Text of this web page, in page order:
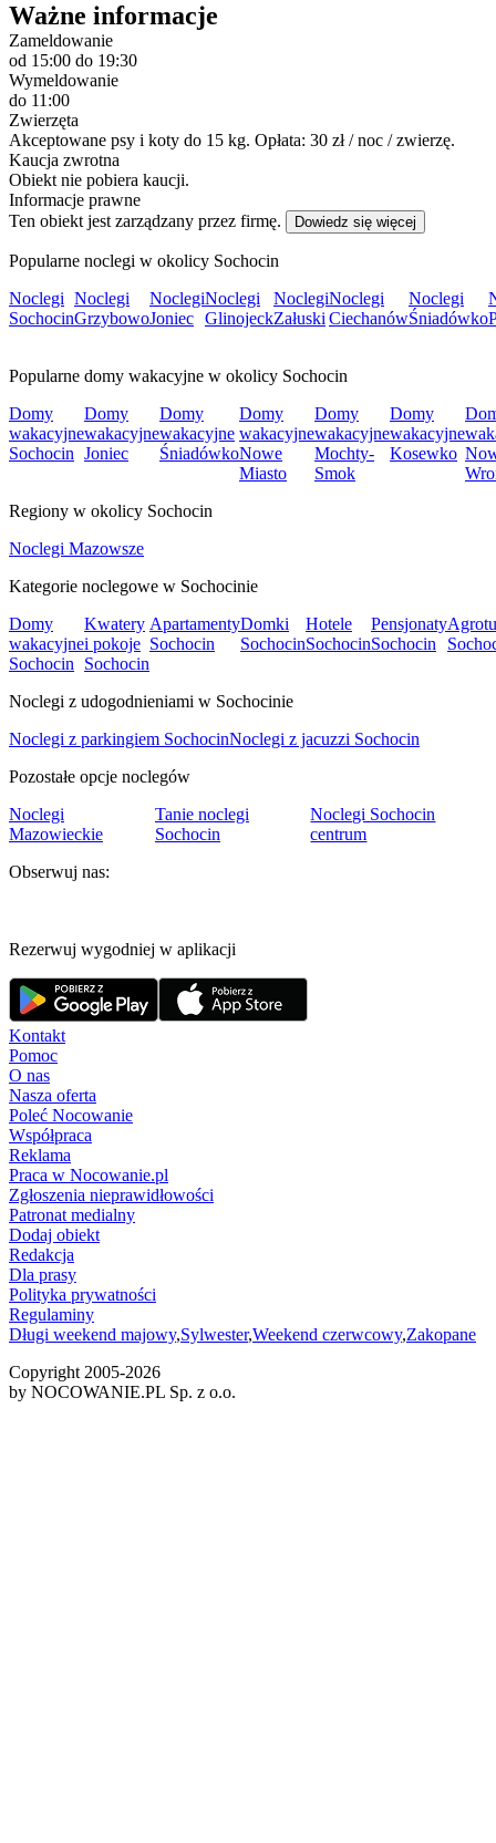
Ważne informacje
Zameldowanie
od 15:00 do 19:30
Wymeldowanie
do 11:00
Zwierzęta
Akceptowane psy i koty do 15 kg. Opłata: 30 zł / noc / zwierzę.
Kaucja zwrotna
Obiekt nie pobiera kaucji.
Informacje prawne
Ten obiekt jest zarządzany przez firmę.
Dowiedz się więcej
Popularne noclegi w okolicy Sochocin
Noclegi
Sochocin
Noclegi
Grzybowo
Noclegi
Joniec
Noclegi
Glinojeck
Noclegi
Załuski
Noclegi
Ciechanów
Noclegi
Śniadówko
Popularne domy wakacyjne w okolicy Sochocin
Domy
wakacyjne
Sochocin
Domy
wakacyjne
Joniec
Domy
wakacyjne
Śniadówko
Domy
wakacyjne
Nowe
Miasto
Domy
wakacyjne
Mochty-
Smok
Domy
wakacyjne
Kosewko
Regiony w okolicy Sochocin
Noclegi Mazowsze
Kategorie noclegowe w Sochocinie
Domy
wakacyjne
Sochocin
Kwatery
i pokoje
Sochocin
Apartamenty
Sochocin
Domki
Sochocin
Hotele
Sochocin
Pensjonaty
Sochocin
Noclegi z udogodnieniami w Sochocinie
Noclegi z parkingiem SochocinNoclegi z jacuzzi Sochocin
Pozostałe opcje noclegów
Noclegi
Mazowieckie
Tanie noclegi
Sochocin
Noclegi Sochocin
centrum
Obserwuj nas:
Rezerwuj wygodniej w aplikacji
Kontakt
Pomoc
O nas
Nasza oferta
Poleć Nocowanie
Współpraca
Reklama
Praca w Nocowanie.pl
Zgłoszenia nieprawidłowości
Patronat medialny
Dodaj obiekt
Redakcja
Dla prasy
Polityka prywatności
Regulaminy
Długi weekend majowy,Sylwester,Weekend czerwcowy,Zakopane
Copyright 2005-2026
by NOCOWANIE.PL Sp. z o.o.